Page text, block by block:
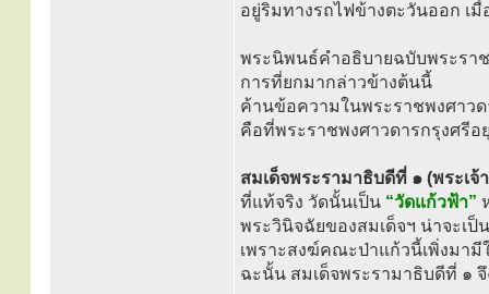
อยู่ริมทางรถไฟข้างตะวันออก เมื่
พระนิพนธ์คำอธิบายฉบับพระรา
การที่ยกมากล่าวข้างต้นนี้
ค้านข้อความในพระราชพงศาว
คือที่พระราชพงศาวดารกรุงศรีอ
สมเด็จพระรามาธิบดีที่ ๑ (พระเจ้
ที่แท้จริง วัดนั้นเป็น “วัดแก้วฟ้า”
พระวินิจฉัยของสมเด็จฯ น่าจะเป็
เพราะสงฆ์คณะป่าแก้วนี้เพิ่งมามี
ฉะนั้น สมเด็จพระรามาธิบดีที่ ๑